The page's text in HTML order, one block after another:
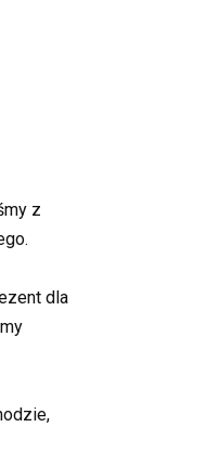
z
dla